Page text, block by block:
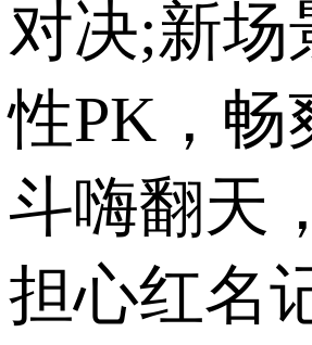
对决;新场
性PK，畅
斗嗨翻天
担心红名